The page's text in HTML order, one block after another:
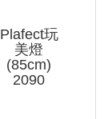
Plafect玩
美燈
(85cm)
2090